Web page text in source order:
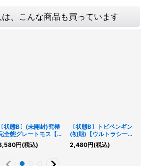
、こんな商品も買っています
〔状態B〕(未開封)究極
全態グレートモス【ク
ーターセンチュリーシ
クレット】{EDC1-
円(税込)
〔状態B〕トビペンギン
(初期)【ウルトラシーク
レット】{-}《モンスタ
ー》
2,480円(税込)